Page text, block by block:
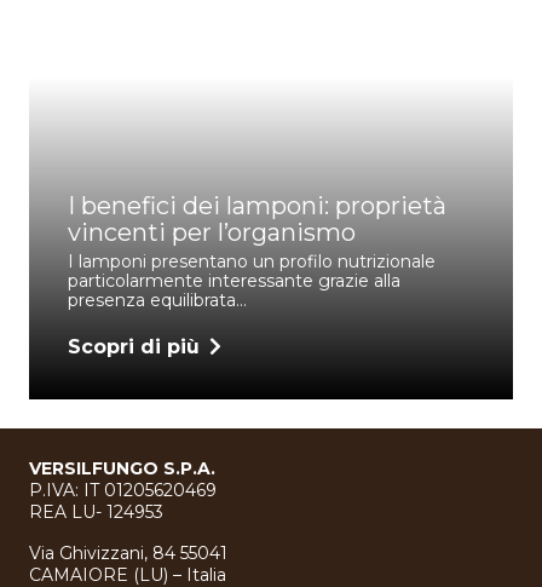
I benefici dei lamponi: proprietà
vincenti per l’organismo
I lamponi presentano un profilo nutrizionale
particolarmente interessante grazie alla
presenza equilibrata…
Scopri di più
VERSILFUNGO S.P.A.
P.IVA: IT 01205620469
REA LU- 124953
Via Ghivizzani, 84 55041
CAMAIORE (LU) – Italia